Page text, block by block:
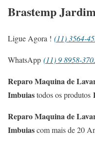
Brastemp
Ligue Agora ! (11) 3564-
WhatsApp (11) 9 8958-
Reparo Maquina de
Imbuiastodos os produtos
Reparo Maquina de
Imbuiascom mais de 20